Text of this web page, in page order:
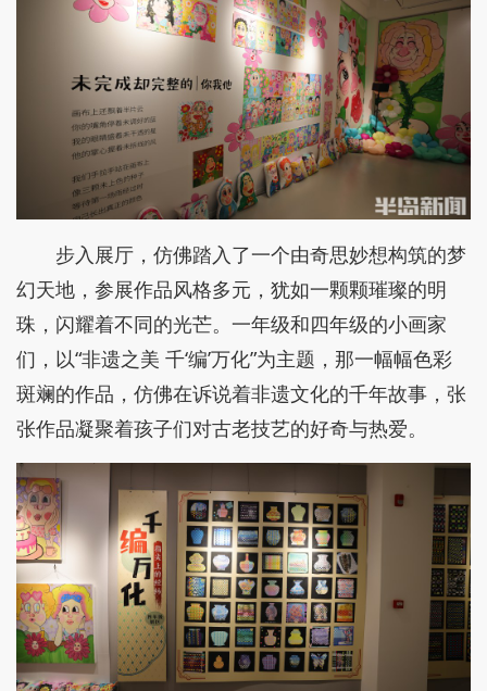
步入展厅，仿佛踏入了一个由奇思妙想构筑的梦
幻天地，参展作品风格多元，犹如一颗颗璀璨的明
珠，闪耀着不同的光芒。一年级和四年级的小画家
们，以“非遗之美 千‘编’万化”为主题，那一幅幅色彩
斑斓的作品，仿佛在诉说着非遗文化的千年故事，张
张作品凝聚着孩子们对古老技艺的好奇与热爱。